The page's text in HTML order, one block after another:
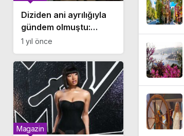
Diziden ani ayrılığıyla
gündem olmuştu:
Ahsen Eroğlu ödül
gecesinde
görüntülendi!
1 yıl önce
Magazin